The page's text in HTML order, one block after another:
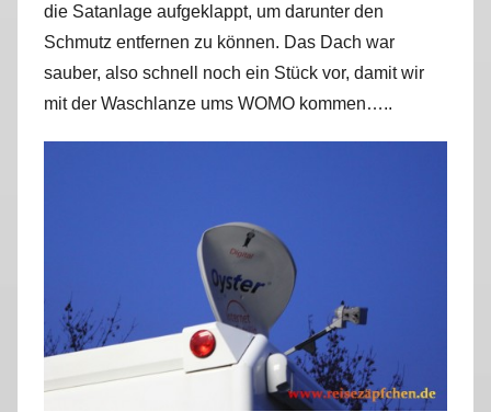
die Satanlage aufgeklappt, um darunter den
Schmutz entfernen zu können. Das Dach war
sauber, also schnell noch ein Stück vor, damit wir
mit der Waschlanze ums WOMO kommen…..